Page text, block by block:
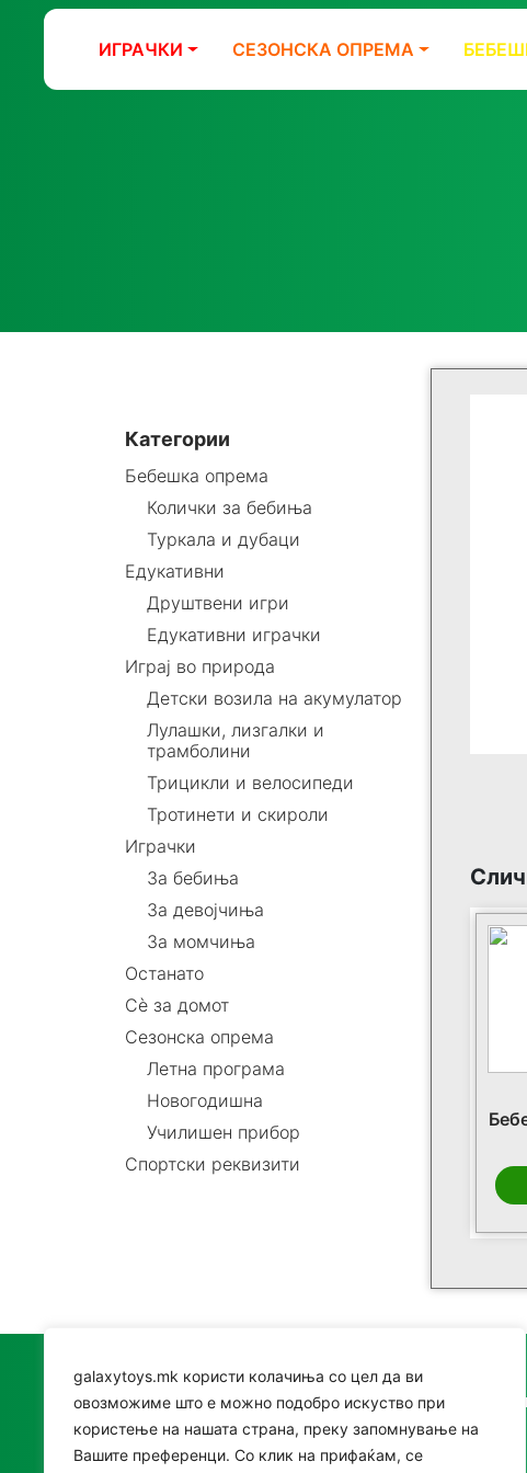
galaxytoys.mk користи колачиња со цел да ви
овозможиме што е можно подобро искуство при
користење на нашата страна, преку запомнување на
Вашите преференци. Со клик на прифаќам, се
ИГРАЧКИ СЕЗОНСКА ОПРЕМА
Категории
Бебешка опрема
Колички за бебиња
Туркала и дубаци
Едукативни
Друштвени игри
Едукативни играчки
Играј во природа
Детски возила на акумулатор
Лулашки, лизгалки и
трамболини
Трицикли и велосипеди
Тротинети и скироли
Играчки
За бебиња
За девојчиња
За момчиња
Останато
Сè за домот
Сезонска опрема
Летна програма
Новогодишна
Училишен прибор
Спортски реквизити